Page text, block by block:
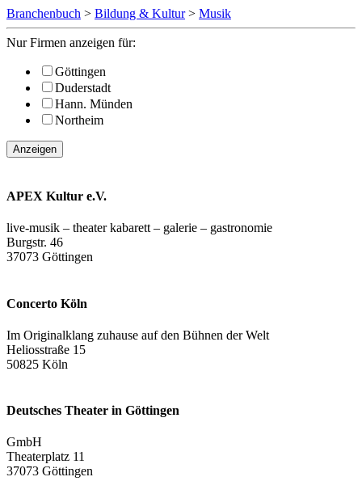
Branchenbuch > Bildung & Kultur > Musik
Nur Firmen anzeigen für:
Göttingen
Duderstadt
Hann. Münden
Northeim
Anzeigen
APEX Kultur e.V.
live-musik – theater kabarett – galerie – gastronomie
Burgstr. 46
37073 Göttingen
Concerto Köln
Im Originalklang zuhause auf den Bühnen der Welt
Heliosstraße 15
50825 Köln
Deutsches Theater in Göttingen
GmbH
Theaterplatz 11
37073 Göttingen